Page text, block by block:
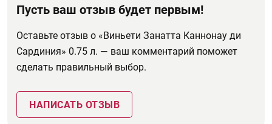
Пусть ваш отзыв будет первым!
Оставьте отзыв о «Виньети Занатта Каннонау ди
Сардиния» 0.75 л. — ваш комментарий поможет
сделать правильный выбор.
НАПИСАТЬ ОТЗЫВ